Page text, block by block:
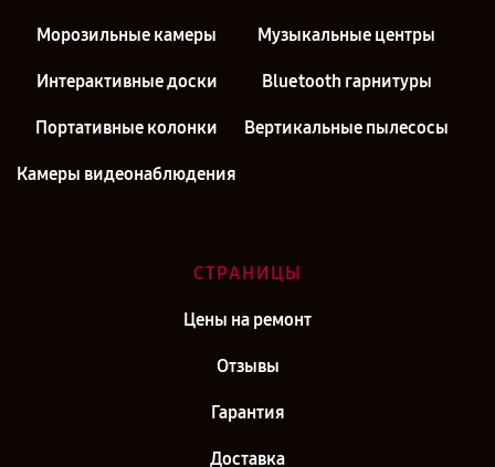
Морозильные камеры Музыкальные центры
Интерактивные доски Bluetooth гарнитуры
Портативные колонки Вертикальные пылесосы
Камеры видеонаблюдения
СТРАНИЦЫ
Цены на ремонт
Отзывы
Гарантия
Доставка